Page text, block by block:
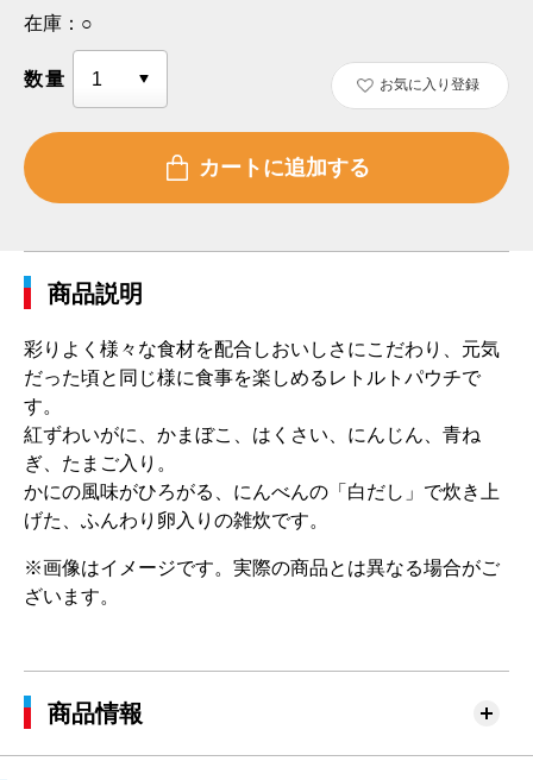
在庫： ○
数量 お気に入り登録
商品説明
彩りよく様々な食材を配合しおいしさにこだわり、元気
だった頃と同じ様に食事を楽しめるレトルトパウチで
す。
紅ずわいがに、かまぼこ、はくさい、にんじん、青ね
ぎ、たまご入り。
かにの風味がひろがる、にんべんの「白だし」で炊き上
げた、ふんわり卵入りの雑炊です。
※画像はイメージです。実際の商品とは異なる場合がご
ざいます。
商品情報